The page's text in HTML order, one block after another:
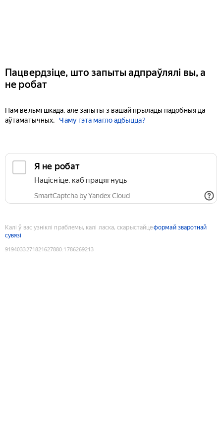
Пацвердзіце, што запыты адпраўлялі вы, а
не робат
Нам вельмі шкада, але запыты з вашай прылады падобныя да
аўтаматычных.
Чаму гэта магло адбыцца?
Я не робат
Націсніце, каб працягнуць
SmartCaptcha by Yandex Cloud
Калі ў вас узніклі праблемы, калі ласка, скарыстайцеформай зваротнай
сувязі
9194033271821627880:1786269213